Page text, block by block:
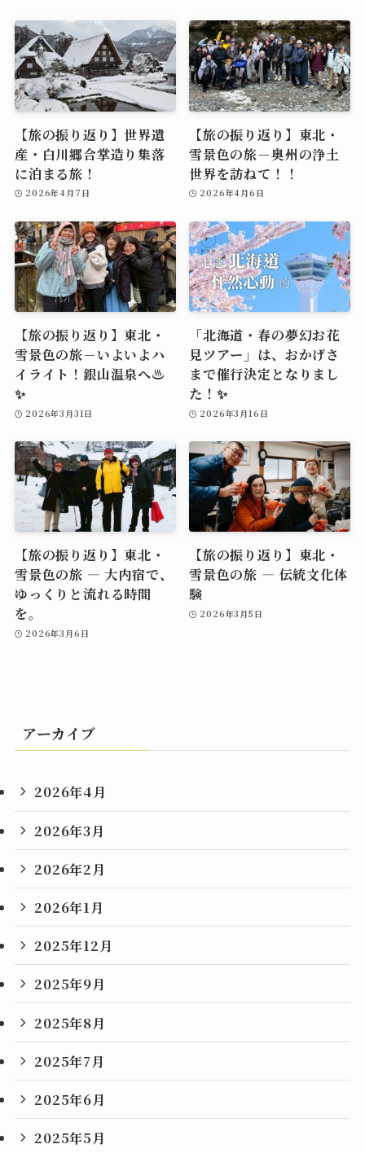
【旅の振り返り】世界遺
産・白川郷合掌造り集落
に泊まる旅！
2026年4月7日
【旅の振り返り】東北・
雪景色の旅－奥州の浄土
世界を訪ねて！！
2026年4月6日
【旅の振り返り】東北・
雪景色の旅－いよいよハ
イライト！銀山温泉へ♨️
✨
2026年3月31日
「北海道・春の夢幻お花
見ツアー」は、おかげさ
まで催行決定となりまし
た！✨
2026年3月16日
【旅の振り返り】東北・
雪景色の旅 ― 大内宿で、
ゆっくりと流れる時間
を。
2026年3月6日
【旅の振り返り】東北・
雪景色の旅 ― 伝統文化体
験
2026年3月5日
アーカイブ
2026年4月
2026年3月
2026年2月
2026年1月
2025年12月
2025年9月
2025年8月
2025年7月
2025年6月
2025年5月